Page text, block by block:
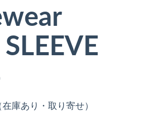
庫あり・取り寄せ）